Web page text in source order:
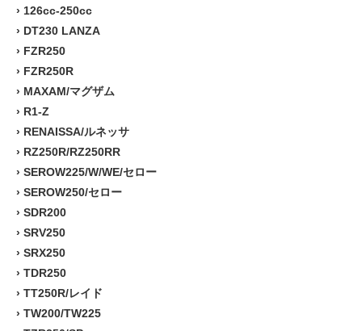
› 126cc-250cc
› DT230 LANZA
› FZR250
› FZR250R
› MAXAM/マグザム
› R1-Z
› RENAISSA/ルネッサ
› RZ250R/RZ250RR
› SEROW225/W/WE/セロー
› SEROW250/セロー
› SDR200
› SRV250
› SRX250
› TDR250
› TT250R/レイド
› TW200/TW225